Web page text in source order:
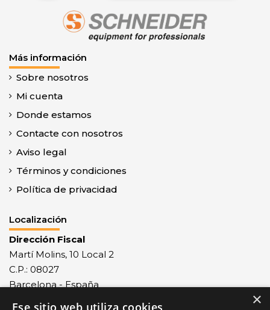
Más información
Sobre nosotros
Mi cuenta
Donde estamos
Contacte con nosotros
Aviso legal
Términos y condiciones
Política de privacidad
Localización
Dirección Fiscal
Martí Molins, 10 Local 2
C.P.: 08027
Barcelona - España
Recepción mercancías
×
Ese sitio web utiliza cookies